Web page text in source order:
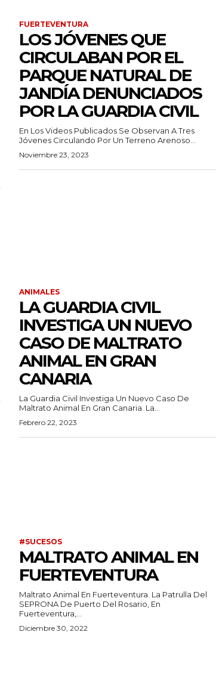
FUERTEVENTURA
LOS JÓVENES QUE
CIRCULABAN POR EL
PARQUE NATURAL DE
JANDÍA DENUNCIADOS
POR LA GUARDIA CIVIL
En Los Videos Publicados Se Observan A Tres
Jóvenes Circulando Por Un Terreno Arenoso...
Noviembre 23, 2023
ANIMALES
LA GUARDIA CIVIL
INVESTIGA UN NUEVO
CASO DE MALTRATO
ANIMAL EN GRAN
CANARIA
La Guardia Civil Investiga Un Nuevo Caso De
Maltrato Animal En Gran Canaria. La...
Febrero 22, 2023
#SUCESOS
MALTRATO ANIMAL EN
FUERTEVENTURA
Maltrato Animal En Fuerteventura. La Patrulla Del
SEPRONA De Puerto Del Rosario, En
Fuerteventura,...
Diciembre 30, 2022